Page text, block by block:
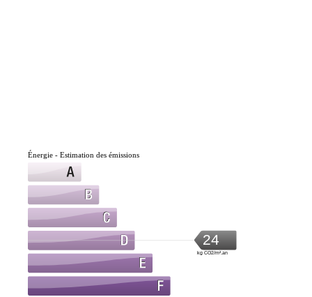
Énergie - Estimation des émissions
24
kg CO2/m².an